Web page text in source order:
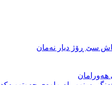
پاش سێ ڕۆژ دیار نەمان
هەورامان